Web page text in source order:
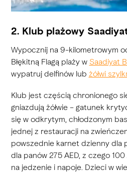
2. Klub plażowy
Wypocznij na 9-kilometrowym
Błękitną Flagą plaży w Saadiyat
wypatruj delfinów lub żółwi
Klub jest częścią chronionego
gniazdują żółwie – gatunek
się w odkrytym, chłodzonym
jednej z restauracji na
powszednie karnet dzienny dla
dla panów 275 AED, z czego
na jedzenie i napoje. Dzieci w